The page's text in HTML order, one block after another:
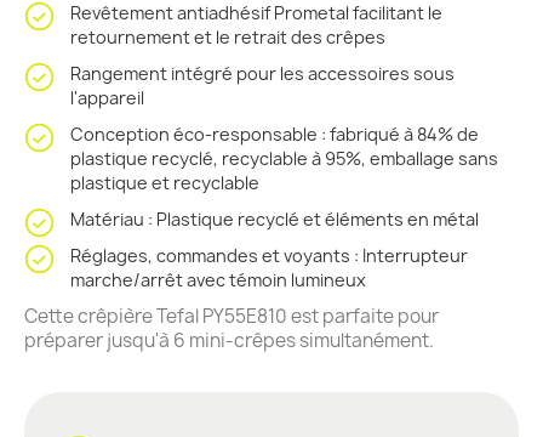
Revêtement antiadhésif Prometal facilitant le
retournement et le retrait des crêpes
Rangement intégré pour les accessoires sous
l'appareil
Conception éco-responsable : fabriqué à 84% de
plastique recyclé, recyclable à 95%, emballage sans
plastique et recyclable
Matériau : Plastique recyclé et éléments en métal
Réglages, commandes et voyants : Interrupteur
marche/arrêt avec témoin lumineux
Cette crêpière Tefal PY55E810 est parfaite pour
préparer jusqu'à 6 mini-crêpes simultanément.